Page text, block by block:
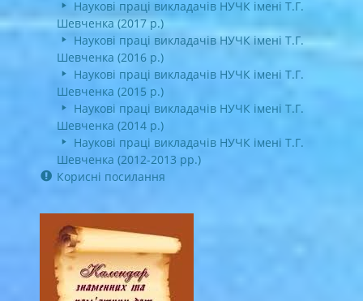
Наукові праці викладачів НУЧК імені Т.Г.
Шевченка (2017 р.)
Наукові праці викладачів НУЧК імені Т.Г.
Шевченка (2016 р.)
Наукові праці викладачів НУЧК імені Т.Г.
Шевченка (2015 р.)
Наукові праці викладачів НУЧК імені Т.Г.
Шевченка (2014 р.)
Наукові праці викладачів НУЧК імені Т.Г.
Шевченка (2012-2013 рр.)
Корисні посилання